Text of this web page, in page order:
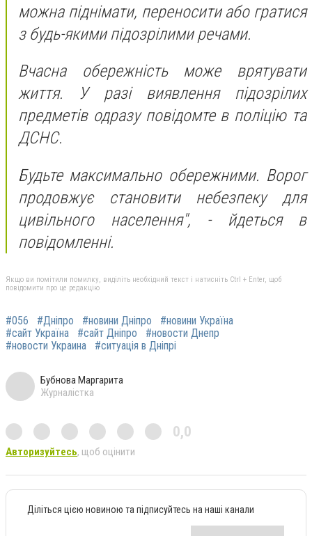
можна піднімати, переносити або гратися
з будь-якими підозрілими речами.
Вчасна обережність може врятувати
життя. У разі виявлення підозрілих
предметів одразу повідомте в поліцію та
ДСНС.
Будьте максимально обережними. Ворог
продовжує становити небезпеку для
цивільного населення", -йдеться в
повідомленні.
Якщо ви помітили помилку, виділіть необхідний текст і натисніть Ctrl + Enter, щоб
повідомити про це редакцію
#056 #Дніпро #новини Дніпро
#новини Україна
#сайт Україна
#сайт Дніпро
#новости Днепр
#новости Украина
#ситуація в Дніпрі
Бубнова Маргарита
Журналістка
0,0
Авторизуйтесь, щоб оцінити
Діліться цією новиною та підписуйтесь на наші канали